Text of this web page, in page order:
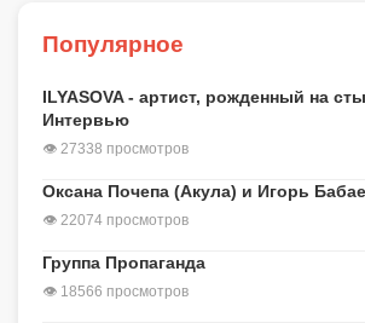
Популярное
ILYASOVA - артист, рожденный на
Интервью
👁 27338 просмотров
Оксана Почепа (Акула) и Игорь
👁 22074 просмотров
Группа Пропаганда
👁 18566 просмотров